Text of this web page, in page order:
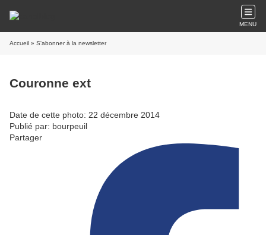
MENU
Accueil » S'abonner à la newsletter
Couronne ext
Date de cette photo: 22 décembre 2014
Publié par: bourpeuil
Partager